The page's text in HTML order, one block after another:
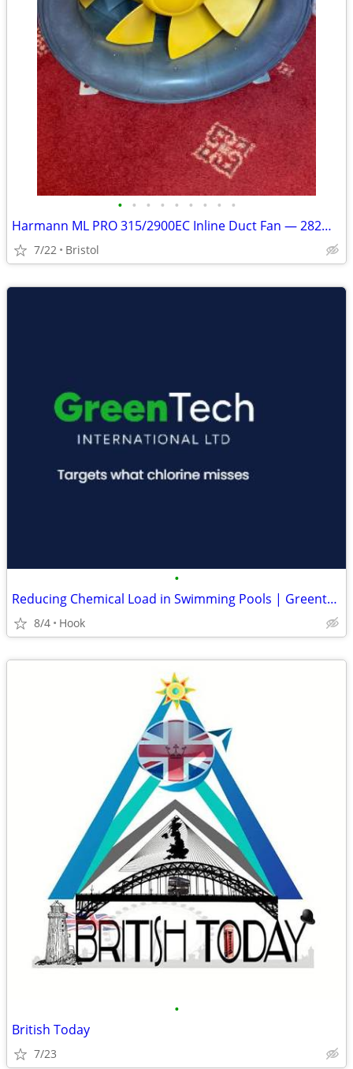
• • • • • • • • •
Harmann ML PRO 315/2900EC Inline Duct Fan — 282W EC Motor
7/22 Bristol
•
Reducing Chemical Load in Swimming Pools | Greentech International
8/4 Hook
•
British Today
7/23